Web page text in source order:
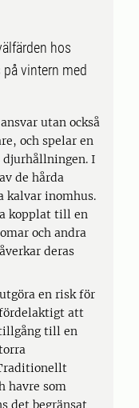
hos
vintern med
utan också
och spelar en
I
de hårda
kalvar inomhus.
kopplat till en
och andra
deras
en risk för
att
till en
havre som
det begränsat